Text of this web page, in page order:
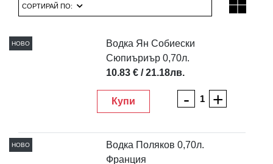
СОРТИРАЙ ПО:
НОВО
Водка Ян Собиески
Сюпиъриър 0,70л.
10.83 € / 21.18лв.
Купи - +
НОВО
Водка Поляков 0,70л.
Франция